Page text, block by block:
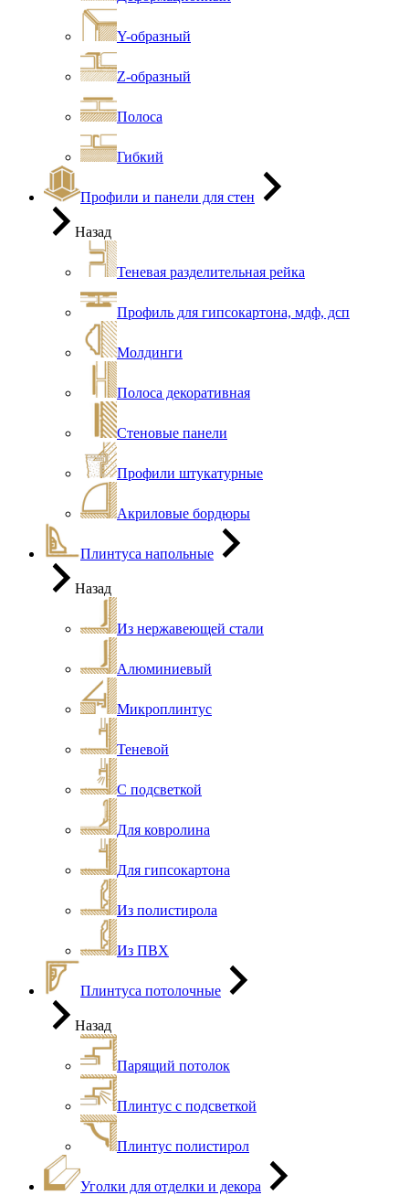
Y-образный
Z-образный
Полоса
Гибкий
Профили и панели для стен
Назад
Теневая разделительная рейка
Профиль для гипсокартона, мдф, дсп
Молдинги
Полоса декоративная
Стеновые панели
Профили штукатурные
Акриловые бордюры
Плинтуса напольные
Назад
Из нержавеющей стали
Алюминиевый
Микроплинтус
Теневой
С подсветкой
Для ковролина
Для гипсокартона
Из полистирола
Из ПВХ
Плинтуса потолочные
Назад
Парящий потолок
Плинтус с подсветкой
Плинтус полистирол
Уголки для отделки и декора